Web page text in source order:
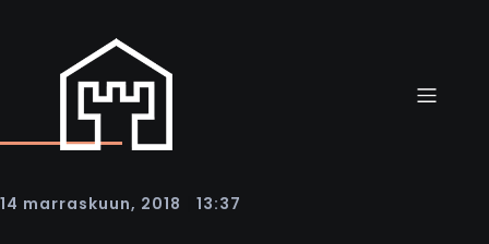
14 marraskuun, 2018 13:37